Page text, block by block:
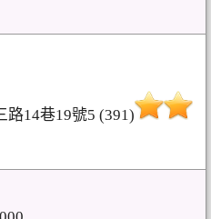
路14巷19號5 (391)